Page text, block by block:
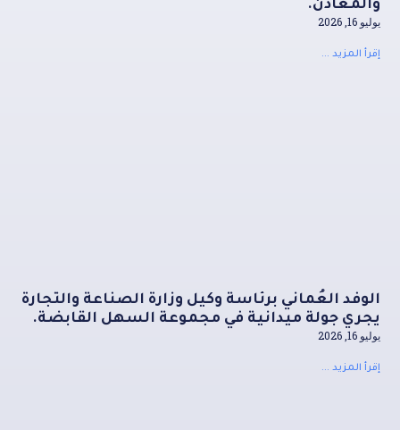
والمعادن.
يوليو 16, 2026
إقرأ المزيد ...
الوفد العُماني برئاسة وكيل وزارة الصناعة والتجارة
يجري جولة ميدانية في مجموعة السهل القابضة.
يوليو 16, 2026
إقرأ المزيد ...